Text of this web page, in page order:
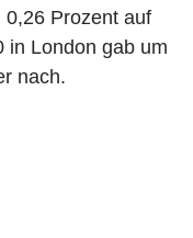
Prozent auf
in London gab um
nach.